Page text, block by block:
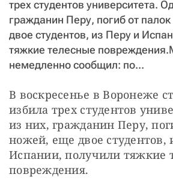
трех студентов университета.
гражданин Перу, погиб от
двое студентов, из Перу и
тяжкие телесные
немедленно сообщил: по...
В воскресенье в Воронеже
избила трех студентов
из них, гражданин Перу,
ножей, еще двое студентов,
Испании, получили тяжкие
повреждения.
я принимаю условия и подтверждаю свое
СТАТЬ
ПОДЕЛИТЬСЯ С
Если у вас есть вопросы, пишите
звоните: